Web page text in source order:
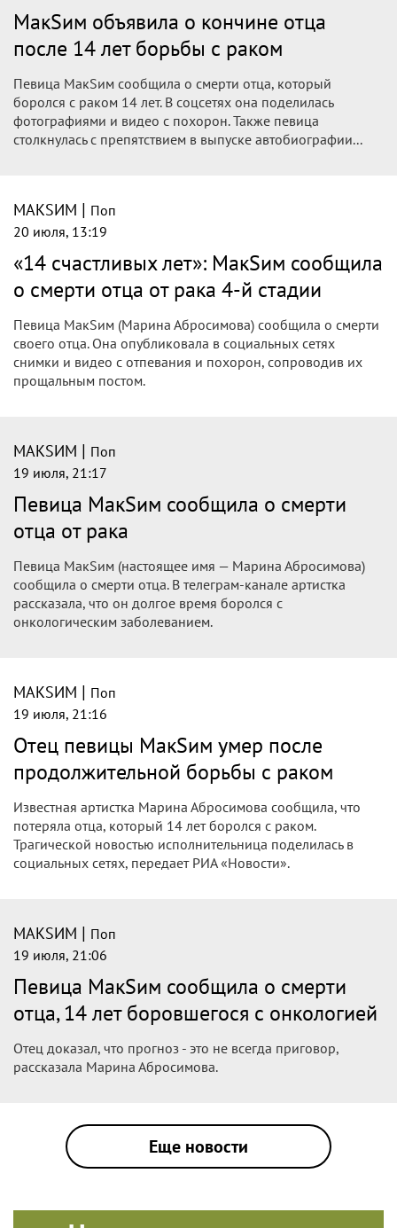
МакSим объявила о кончине отца
после 14 лет борьбы с раком
Певица МакSим сообщила о смерти отца, который
боролся с раком 14 лет. В соцсетях она поделилась
фотографиями и видео с похорон. Также певица
столкнулась с препятствием в выпуске автобиографии...
МАКSИМ | Поп
20 июля, 13:19
«14 счастливых лет»: МакSим сообщила
о смерти отца от рака 4-й стадии
Певица МакSим (Марина Абросимова) сообщила о смерти
своего отца. Она опубликовала в социальных сетях
снимки и видео с отпевания и похорон, сопроводив их
прощальным постом.
МАКSИМ | Поп
19 июля, 21:17
Певица МакSим сообщила о смерти
отца от рака
Певица МакSим (настоящее имя — Марина Абросимова)
сообщила о смерти отца. В телеграм-канале артистка
рассказала, что он долгое время боролся с
онкологическим заболеванием.
МАКSИМ | Поп
19 июля, 21:16
Отец певицы МакSим умер после
продолжительной борьбы с раком
Известная артистка Марина Абросимова сообщила, что
потеряла отца, который 14 лет боролся с раком.
Трагической новостью исполнительница поделилась в
социальных сетях, передает РИА «Новости».
МАКSИМ | Поп
19 июля, 21:06
Певица МакSим сообщила о смерти
отца, 14 лет боровшегося с онкологией
Отец доказал, что прогноз - это не всегда приговор,
рассказала Марина Абросимова.
Еще новости